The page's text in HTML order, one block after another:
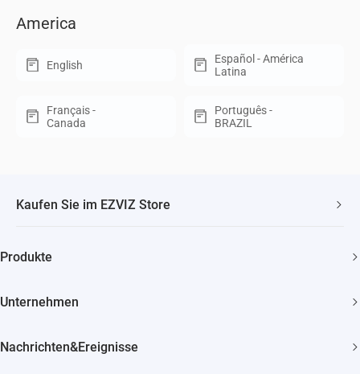
America
English
Español - América
Latina
Français -
Canada
Português -
BRAZIL
Kaufen Sie im EZVIZ Store
30 Tage Geld-zurück-Garantie
Produkte
Unternehmen
Nachrichten&Ereignisse